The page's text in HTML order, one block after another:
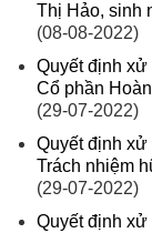
Thị Hảo, sinh
(08-08-2022)
Quyết định
Cổ phần
(29-07-2022)
Quyết định
Trách nhiệm
(29-07-2022)
Quyết định